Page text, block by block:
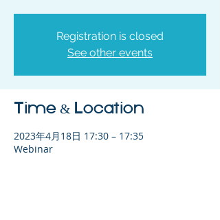
Registration is closed
See other events
Time & Location
2023年4月18日 17:30 – 17:35
Webinar